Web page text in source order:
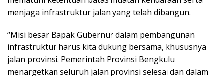
menjaga infrastruktur jalan yang telah dibangun.
“Misi besar Bapak Gubernur dalam pembangunan
infrastruktur harus kita dukung bersama, khususnya
jalan provinsi. Pemerintah Provinsi Bengkulu
menargetkan seluruh jalan provinsi selesai dan dalam